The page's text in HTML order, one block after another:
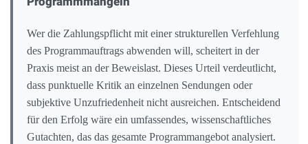
Wer die Zahlungspflicht mit einer strukturellen Verfehlung
des Programmauftrags abwenden will, scheitert in der
Praxis meist an der Beweislast. Dieses Urteil verdeutlicht,
dass punktuelle Kritik an einzelnen Sendungen oder
subjektive Unzufriedenheit nicht ausreichen. Entscheidend
für den Erfolg wäre ein umfassendes, wissenschaftliches
Gutachten, das das gesamte Programmangebot analysiert.